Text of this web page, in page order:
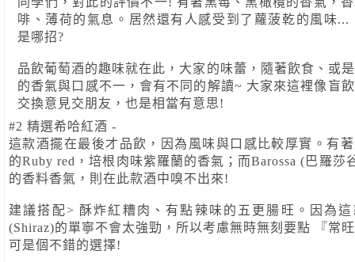
啡、薄荷的氣息。居然還有人感受到了蘿菠乾的風味...
是哪招?
品飲葡萄酒的趣味就在此，大家的味蕾，隨著飲食、或
的香氣與口感不一，會有不同的解讀~ 大家來這裡像盲
交換意見交朋友，也是相當有意思!
#2 精選希哈紅酒 -
這款酒擺在最後才品飲，因為風味與口感比較厚實。有
的Ruby red，培根肉味紫羅蘭的香氣；而Barossa (巴羅莎
的香料香氣，則在此款酒中嗅不出來!
建議搭配> 酥炸紅糟肉、有點辣味的五更腸旺。因為
(Shiraz)的單寧不會太強勁，所以考慮無時無刻要點 『常
可是個不錯的選擇!